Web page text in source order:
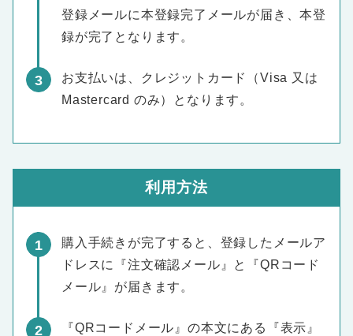
登録メールに本登録完了メールが届き、本登
録が完了となります。
お支払いは、クレジットカード（Visa 又は
Mastercard のみ）となります。
利用方法
購入手続きが完了すると、登録したメールア
ドレスに『注文確認メール』と『QRコード
メール』が届きます。
『QRコードメール』の本文にある『表示』